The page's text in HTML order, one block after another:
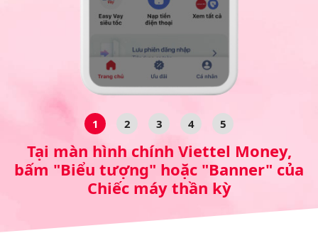
1
Tại màn hình chính Viettel Money,
bấm "Biểu tượng" hoặc "Banner" của
Chiếc máy thần kỳ
2 3 4 5